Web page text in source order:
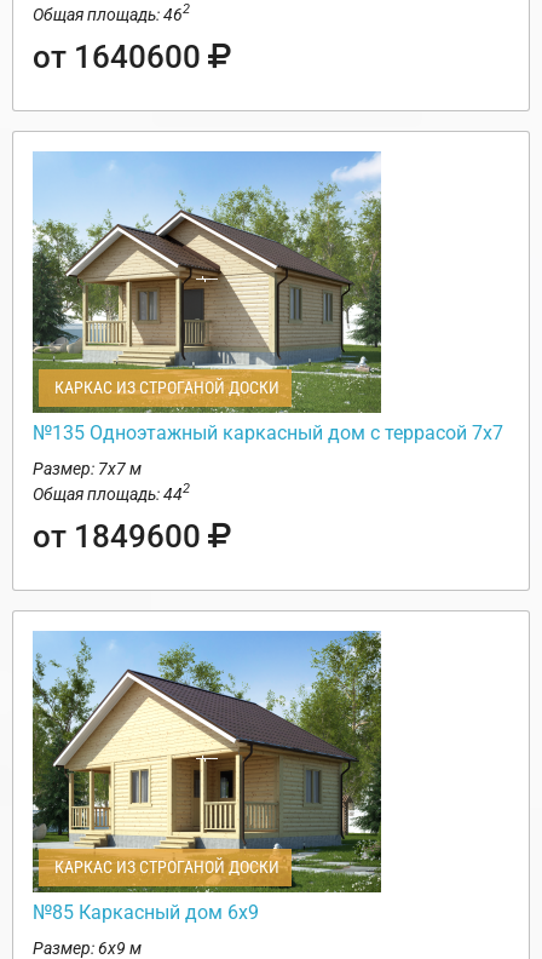
Общая площадь: 462
от 1640600
КАРКАС ИЗ СТРОГАНОЙ ДОСКИ
№135 Одноэтажный каркасный дом с террасой 7х7
Размер: 7х7 м
Общая площадь: 442
от 1849600
КАРКАС ИЗ СТРОГАНОЙ ДОСКИ
№85 Каркасный дом 6х9
Размер: 6х9 м